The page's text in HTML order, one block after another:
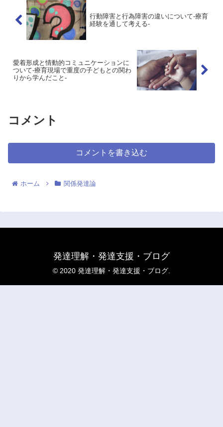
行動障害と行為障害の違いについて-療育
経験を通して考える-
愛着形成と情動的コミュニケーションに
ついて-療育現場で重度の子どもとの関わ
りから学んだこと-
コメント
コメントを書き込む
ホーム 関係発達論
発達理解・発達支援・ブログ
© 2020 発達理解・発達支援・ブログ.